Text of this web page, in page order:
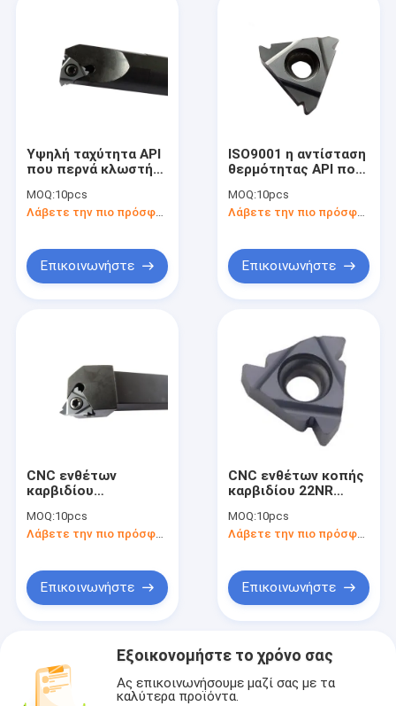
Υψηλή ταχύτητα API
που περνά κλωστή
που δένει το τέμνον
εργαλείο 16NR
MOQ:10pcs
Λάβετε την πιο πρόσφατη τιμή
Επικοινωνήστε
ISO9001 η αντίσταση
θερμότητας API που
σωλήνα ενθέτων
16NR 10APIRD
MOQ:10pcs
Επικοινωνήστε
CNC ενθέτων
καρβιδίου
μετάλλων
διάβρωσης
τόρνου
MOQ:10pcs
Λάβετε την πιο πρόσφατη τιμή
Επικοινωνήστε
CNC ενθέτων κοπής
καρβιδίου 22NR
εργαλείο με τη
υψηλή ταχύτητα
MOQ:10pcs
Επικοινωνήστε
Εξοικονομήστε το χρόνο σας
Ας επικοινωνήσουμε μαζί σας με τα
καλύτερα προϊόντα.